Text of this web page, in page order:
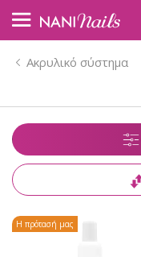
Ακρυλικό σύστημα
Η πρότασή μας